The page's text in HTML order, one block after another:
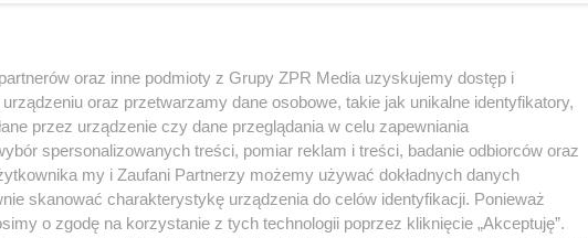
oraz inne podmioty z Grupy ZPR Media uzyskujemy dostęp i
oraz przetwarzamy dane osobowe, takie jak unikalne identyfikatory,
przez urządzenie czy dane przeglądania w celu zapewniania
spersonalizowanych treści, pomiar reklam i treści, badanie odbiorców oraz
my i Zaufani Partnerzy możemy używać dokładnych danych
skanować charakterystykę urządzenia do celów identyfikacji. Ponieważ
o zgodę na korzystanie z tych technologii poprzez kliknięcie „Akceptuję”.